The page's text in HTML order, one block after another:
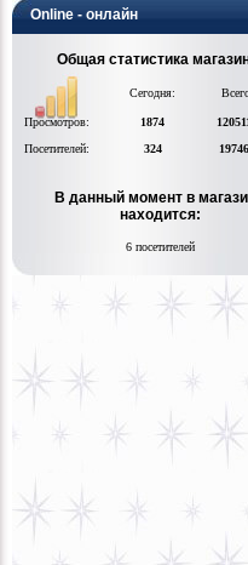
Online - онлайн
Общая статистика
Сегодня:
Просмотров: 1874
Посетителей:
324
В данный момент в
находится:
6 посетителей